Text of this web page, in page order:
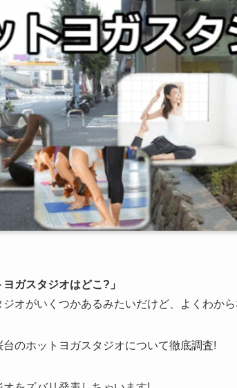
ガスタジオはどこ?」
ジオがいくつかあるみたいだけど、よくわか
のホットヨガスタジオについて徹底調査!